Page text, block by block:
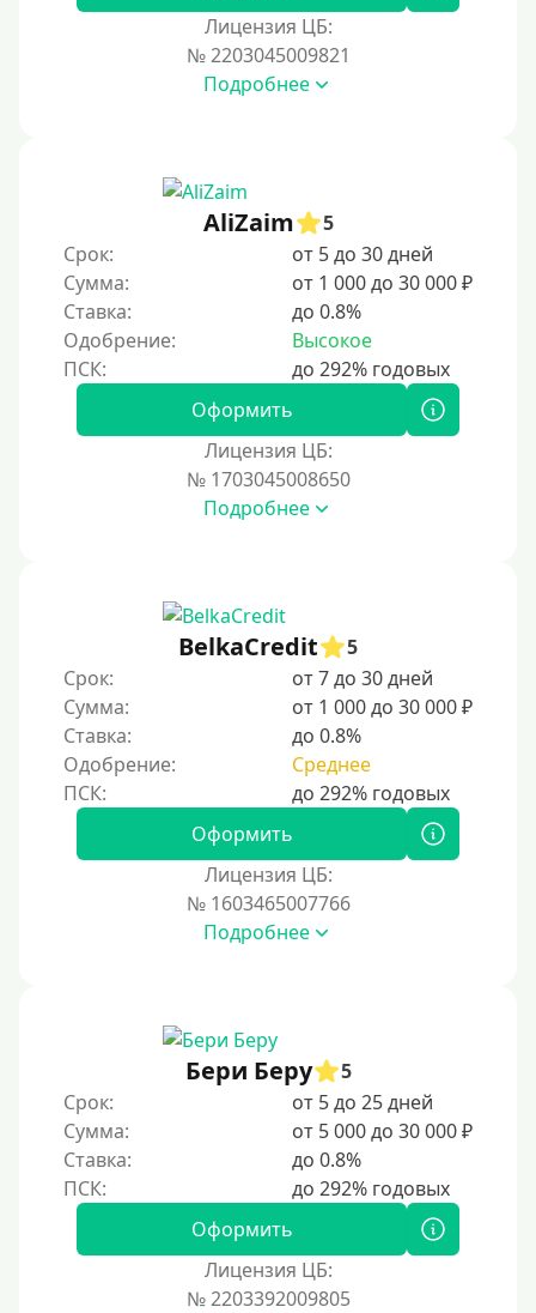
За час
Срочные
Моментальные онлайн
Экспресс
В день обращения
С 21 года
С 22 лет
С 23 лет
С 25 лет
Категории заемщиков
Несовершеннолетним
Без прописки
Без регистрации
С временной регистрацией
Без подтверждения личности
Лицензия ЦБ:
№ 2203045009821
Подробнее
AliZaim
5
Срок:
от 5 до 30 дней
Сумма:
от 1 000 до 30 000 ₽
Ставка:
до 0.8%
Одобрение:
Высокое
Оформить
Лицензия ЦБ:
№ 1703045008650
Подробнее
BelkaCredit
5
Срок:
от 7 до 30 дней
Сумма:
от 1 000 до 30 000 ₽
Ставка:
до 0.8%
Одобрение:
Среднее
Оформить
Лицензия ЦБ:
№ 1603465007766
Подробнее
Бери Беру
5
Срок:
от 5 до 25 дней
Сумма:
от 5 000 до 30 000 ₽
Ставка:
до 0.8%
Оформить
Лицензия ЦБ:
№ 2203392009805